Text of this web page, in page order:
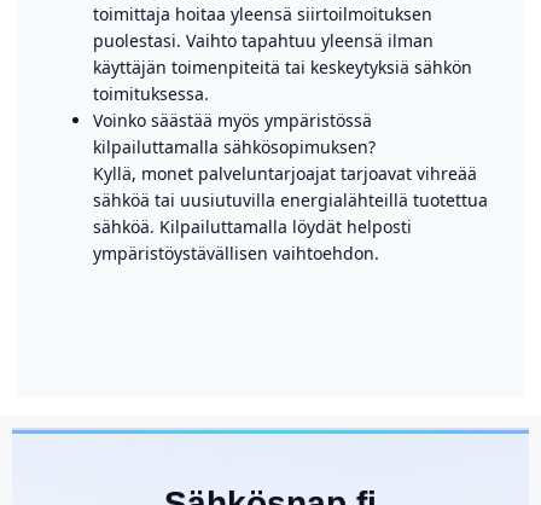
toimittaja hoitaa yleensä siirtoilmoituksen
puolestasi. Vaihto tapahtuu yleensä ilman
käyttäjän toimenpiteitä tai keskeytyksiä sähkön
toimituksessa.
Voinko säästää myös ympäristössä
kilpailuttamalla sähkösopimuksen?
Kyllä, monet palveluntarjoajat tarjoavat vihreää
sähköä tai uusiutuvilla energialähteillä tuotettua
sähköä. Kilpailuttamalla löydät helposti
ympäristöystävällisen vaihtoehdon.